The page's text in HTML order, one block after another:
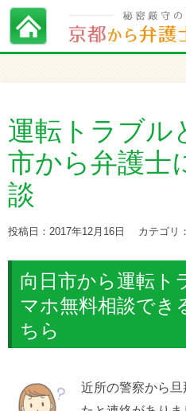
運転トラブル
市から弁護士
談
投稿日：2017年12月16日 カテゴリ
向日市から運転ト
マホ無料相談でき
ちら
近所の警察から